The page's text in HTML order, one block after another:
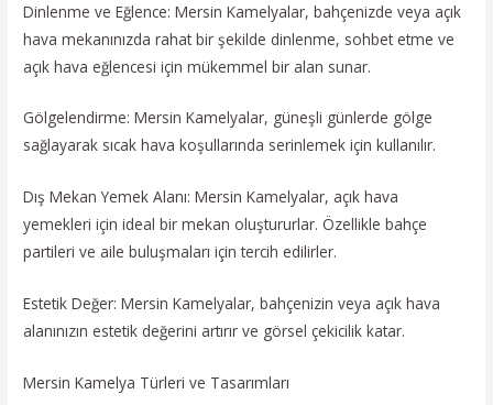
Dinlenme ve Eğlence: Mersin Kamelyalar, bahçenizde veya açık
hava mekanınızda rahat bir şekilde dinlenme, sohbet etme ve
açık hava eğlencesi için mükemmel bir alan sunar.
Gölgelendirme: Mersin Kamelyalar, güneşli günlerde gölge
sağlayarak sıcak hava koşullarında serinlemek için kullanılır.
Dış Mekan Yemek Alanı: Mersin Kamelyalar, açık hava
yemekleri için ideal bir mekan oluştururlar. Özellikle bahçe
partileri ve aile buluşmaları için tercih edilirler.
Estetik Değer: Mersin Kamelyalar, bahçenizin veya açık hava
alanınızın estetik değerini artırır ve görsel çekicilik katar.
Mersin Kamelya Türleri ve Tasarımları